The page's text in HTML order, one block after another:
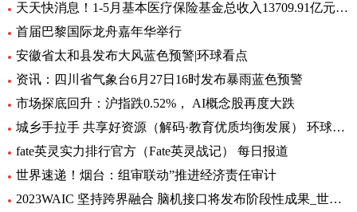
天天快消息！1-5月基本医疗保险基金总收入13709.91亿元，同比增长8.2%
首届巴黎国际龙舟嘉年华举行
安徽省太和县发布大风蓝色预警|环球看点
资讯：四川省气象台6月27日16时发布暴雨蓝色预警
市场探底回升：沪指跌0.52%， AI概念股再度大跌
城乡手拉手 共享好资源（解码·教育优质均衡发展） 环球通讯
fate英灵实力排行官方（Fate英灵战记） 每日报道
世界速递！烟台：组审联动”推进经济责任审计
2023WAIC 坚持跨界融合 脑机接口将发布阶段性成果_世界热讯